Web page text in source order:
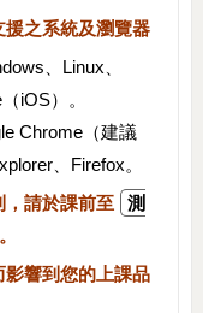
之系統及瀏覽器
、Linux、
iOS）。
Chrome（建議
、Firefox。
請於課前至
測
響到您的上課品